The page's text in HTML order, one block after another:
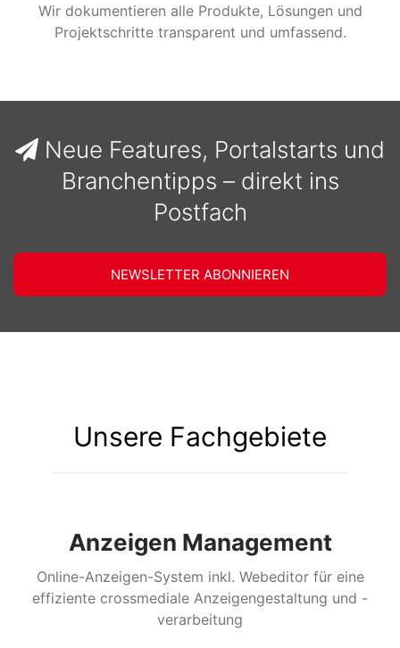
Wir dokumentieren alle Produkte, Lösungen und
Projektschritte transparent und umfassend.
Neue Features, Portalstarts und
Branchentipps – direkt ins
Postfach
NEWSLETTER ABONNIEREN
Unsere Fachgebiete
Anzeigen Management
Online-Anzeigen-System inkl. Webeditor für eine
effiziente crossmediale Anzeigengestaltung und -
verarbeitung